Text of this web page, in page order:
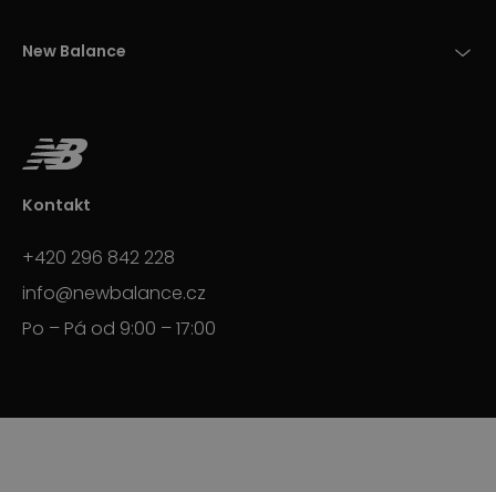
New Balance
Kontakt
+420 296 842 228
info@newbalance.cz
Po – Pá od 9:00 – 17:00